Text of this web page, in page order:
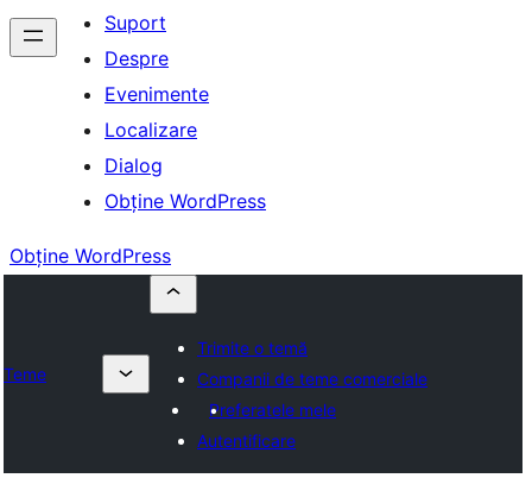
Suport
Despre
Evenimente
Localizare
Dialog
Obține WordPress
Obține WordPress
Teme
Trimite o temă
Companii de teme comerciale
Preferatele mele
Autentificare